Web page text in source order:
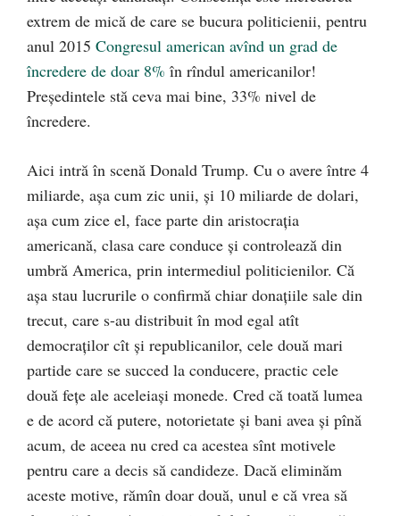
extrem de mică de care se bucura politicienii, pentru
anul 2015 Congresul american avînd un grad de
încredere de doar 8% în rîndul americanilor!
Președintele stă ceva mai bine, 33% nivel de
încredere.
Aici intră în scenă Donald Trump. Cu o avere între 4
miliarde, așa cum zic unii, și 10 miliarde de dolari,
așa cum zice el, face parte din aristocrația
americană, clasa care conduce și controlează din
umbră America, prin intermediul politicienilor. Că
așa stau lucrurile o confirmă chiar donațiile sale din
trecut, care s-au distribuit în mod egal atît
democraților cît și republicanilor, cele două mari
partide care se succed la conducere, practic cele
două fețe ale aceleiași monede. Cred că toată lumea
e de acord că putere, notorietate și bani avea și pînă
acum, de aceea nu cred ca acestea sînt motivele
pentru care a decis să candideze. Dacă eliminăm
aceste motive, rămîn doar două, unul e că vrea să